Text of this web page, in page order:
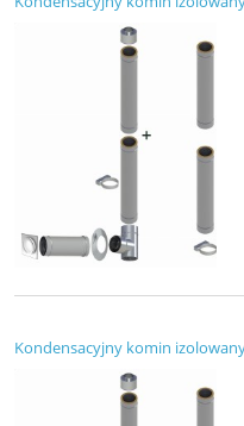
Kondensacyjny komin